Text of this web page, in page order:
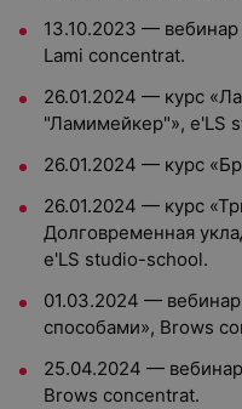
13.10.2023 —
Lami concentrat.
26.01.2024 — курс
"Ламимейкер"», e'LS
26.01.2024 — курс
26.01.2024 — курс
Долговременная
e'LS studio-school.
01.03.2024 —
способами», Brows
25.04.2024 —
Brows concentrat.